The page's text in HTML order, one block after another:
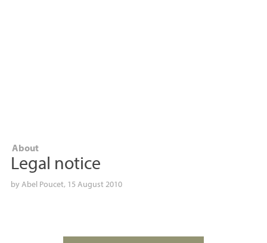
About
Legal notice
byAbel Poucet, 15 August 2010